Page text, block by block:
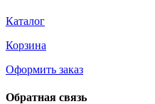
Каталог
Корзина
Оформить заказ
Обратная связь